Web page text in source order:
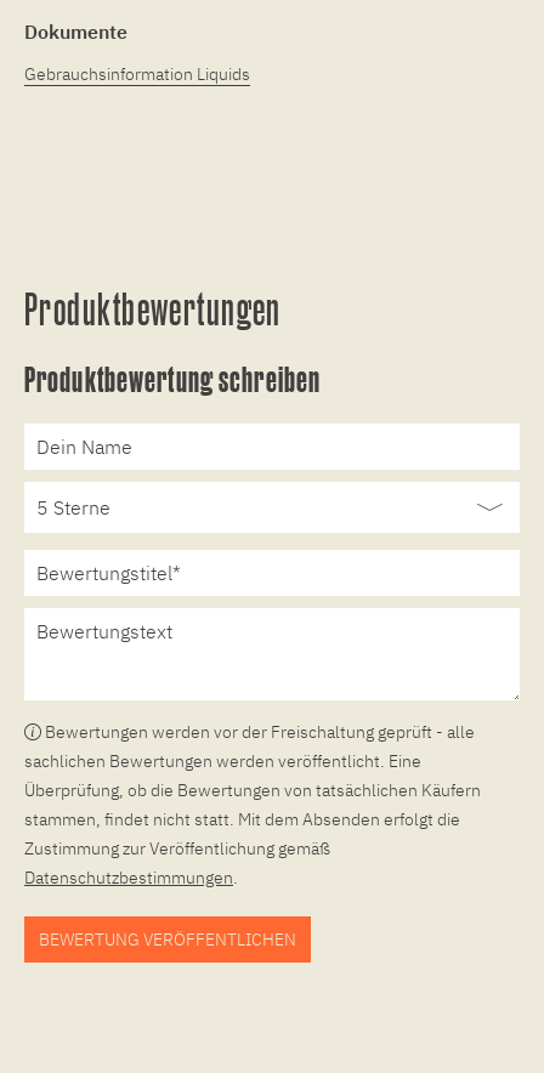
Dokumente
Gebrauchsinformation Liquids
Produktbewertungen
Produktbewertung schreiben
Bewertungen werden vor der Freischaltung geprüft - alle
sachlichen Bewertungen werden veröffentlicht. Eine
Überprüfung, ob die Bewertungen von tatsächlichen Käufern
stammen, findet nicht statt. Mit dem Absenden erfolgt die
Zustimmung zur Veröffentlichung gemäß
Datenschutzbestimmungen.
BEWERTUNG VERÖFFENTLICHEN